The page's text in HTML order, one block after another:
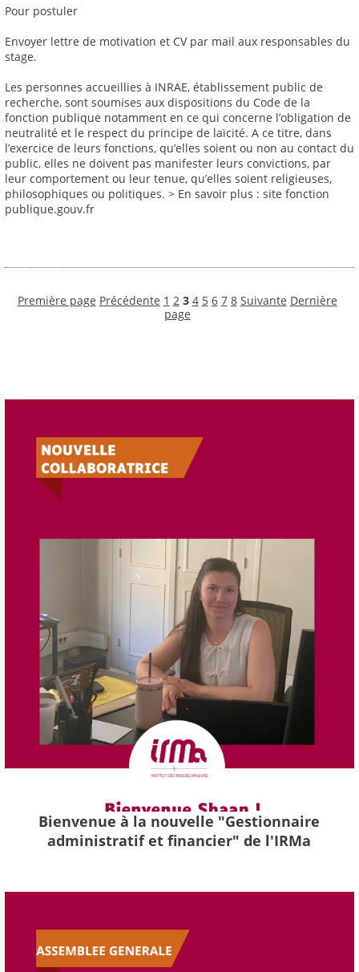
Pour postuler
Envoyer lettre de motivation et CV par mail aux responsables du
stage.
Les personnes accueillies à INRAE, établissement public de
recherche, sont soumises aux dispositions du Code de la
fonction publique notamment en ce qui concerne l’obligation de
neutralité et le respect du principe de laïcité. A ce titre, dans
l’exercice de leurs fonctions, qu’elles soient ou non au contact du
public, elles ne doivent pas manifester leurs convictions, par
leur comportement ou leur tenue, qu’elles soient religieuses,
philosophiques ou politiques. > En savoir plus : site fonction
publique.gouv.fr
Première page Précédente 1 2 3 4 5 6 7 8 Suivante Dernière
page
Bienvenue à la nouvelle "Gestionnaire
administratif et financier" de l'IRMa